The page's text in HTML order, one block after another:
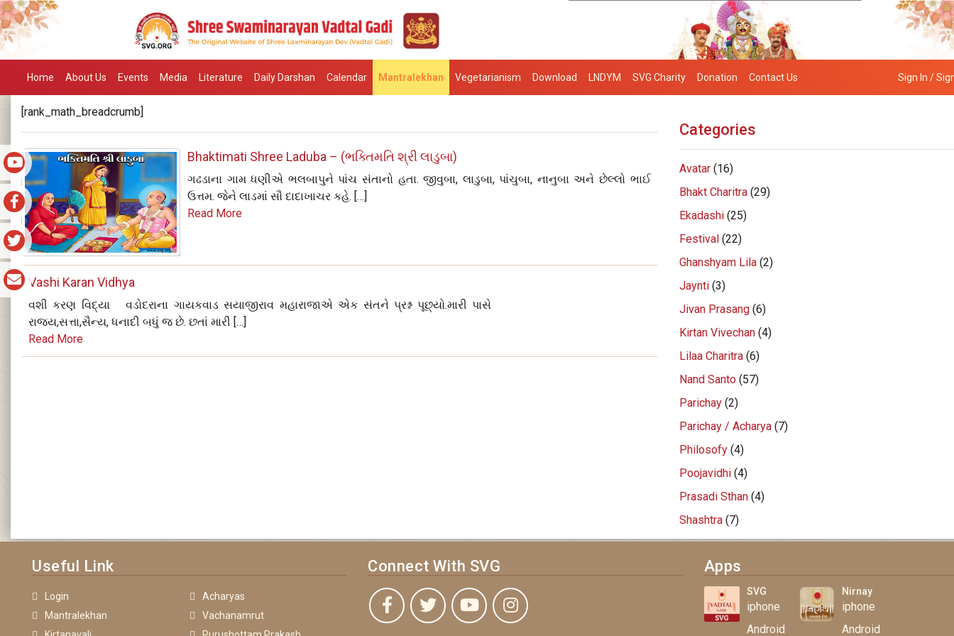
Home About Us Events Media Literature Daily Darshan Calendar Mantralekhan Vegetarianism Download LNDYM SVG Charity Donation Contact Us Sign In /
[rank_math_breadcrumb]
Bhaktimati Shree Laduba – (ભક્તિમતિ શ્રી લાડુબા)
ગઢડાના ગામ ધણીએ ભલબાપુને પાંચ સંતાનો હતા. જીવુબા, લાડુબા, પાંચુબા, નાનુબા અને છેલ્લો ભાઈ
ઉત્તમ. જેને લાડમાં સૌ દાદાખાચર કહે. […]
Read More
Vashi Karan Vidhya
વશી કરણ વિદ્યા વડોદરાના ગાયકવાડ સયાજીરાવ મહારાજાએ એક સંતને પ્રશ્ન પૂછ્યો.મારી પાસે
રાજ્ય,સત્તા,સૈન્ય, ધનાદી બધું જ છે. છતાં મારી […]
Read More
Categories
Avatar(16)
Bhakt Charitra(29)
Ekadashi(25)
Festival(22)
Ghanshyam Lila(2)
Jaynti(3)
Jivan Prasang(6)
Kirtan Vivechan(4)
Lilaa Charitra(6)
Nand Santo(57)
Parichay(2)
Parichay / Acharya(7)
Philosofy(4)
Poojavidhi(4)
Prasadi Sthan(4)
Shashtra(7)
Useful Link
Login
Acharyas
Mantralekhan
Vachanamrut
Connect With SVG Apps
SVG
iphone
Android
Nirnay
iphone
Android